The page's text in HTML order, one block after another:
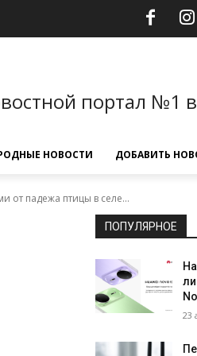
портал №1
НОВОСТИ ДОБАВИТЬ
от падежа птицы в селе...
ПОПУЛЯРНОЕ
23